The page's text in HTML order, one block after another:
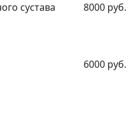
сустава
8000 руб.
6000 руб.